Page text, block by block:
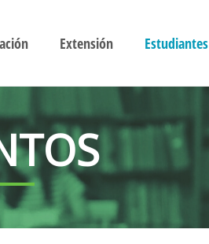
Extensión Estudiantes